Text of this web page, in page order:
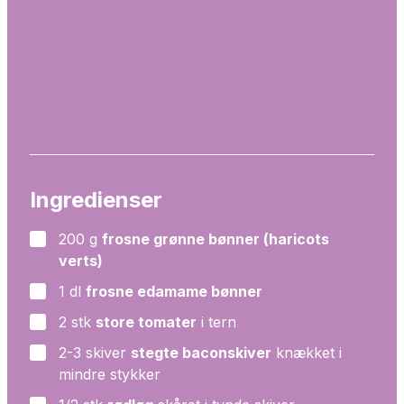
Ingredienser
▢
200 g frosne grønne bønner (haricots
verts)
▢
1 dl frosne edamame bønner
▢
2 stk store tomater i tern
▢
2-3 skiver stegte baconskiver knækket i
mindre stykker